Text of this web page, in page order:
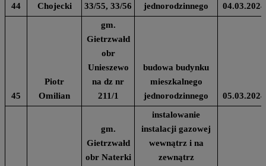
44
Chojecki
33/55, 33/56
jednorodzinnego
04.03.2024
45
Piotr
Omilian
gm.
Gietrzwałd
obr
Unieszewo
na dz nr
211/1
budowa budynku
mieszkalnego
jednorodzinnego
05.03.2024
gm.
Gietrzwałd
obr Naterki
instalowanie
instalacji gazowej
wewnątrz i na
zewnątrz